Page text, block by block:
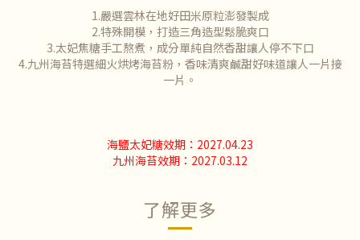
1.嚴選雲林在地好田米原粒澎發製成
2.特殊開模，打造三角造型鬆脆爽口
3.太妃焦糖手工熬煮，成分單純自然香甜讓人停不下口
4.九州海苔特選細火烘烤海苔粉，香味清爽鹹甜好味道讓人一片接
一片。
海鹽太妃糖效期：2027.04.23
九州海苔效期：2027.03.12
了解更多